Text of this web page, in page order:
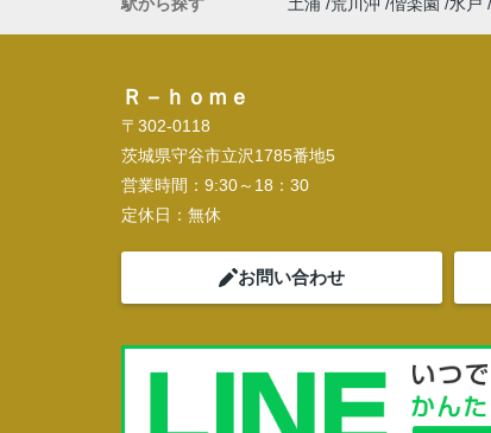
Ｒ－ｈｏｍｅ
〒302-0118
茨城県守谷市立沢1785番地5
営業時間： 9:30～18：30
定休日： 無休
お問い合わせ